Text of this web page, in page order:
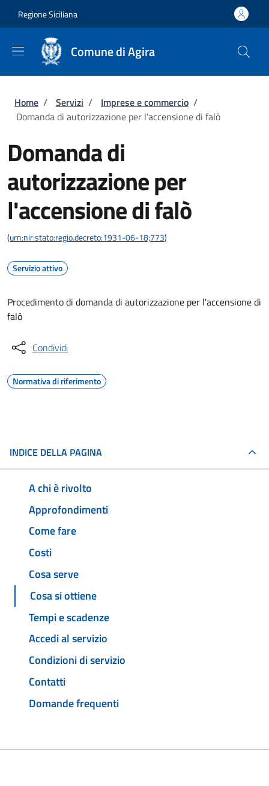
Regione Siciliana
Comune di Agira
Briciole di pane
Home / Servizi / Imprese e commercio /
Domanda di autorizzazione per l'accensione di falò
Domanda di
autorizzazione per
l'accensione di falò
(urn:nir:stato:regio.decreto:1931-06-18;773)
Servizio attivo
Procedimento di domanda di autorizzazione per l'accensione di
falò
Condividi
Normativa di riferimento
INDICE DELLA PAGINA
A chi è rivolto
Approfondimenti
Come fare
Costi
Cosa serve
Cosa si ottiene
Tempi e scadenze
Accedi al servizio
Condizioni di servizio
Contatti
Domande frequenti